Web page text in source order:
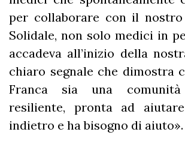
per collaborare con il nostro
Solidale, non solo medici in
accadeva all’inizio della
chiaro segnale che dimostra
Franca sia una
resiliente, pronta ad
indietro e ha bisogno di aiuto».